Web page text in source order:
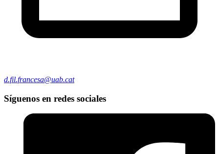
d.fil.francesa@uab.cat
Síguenos en redes sociales